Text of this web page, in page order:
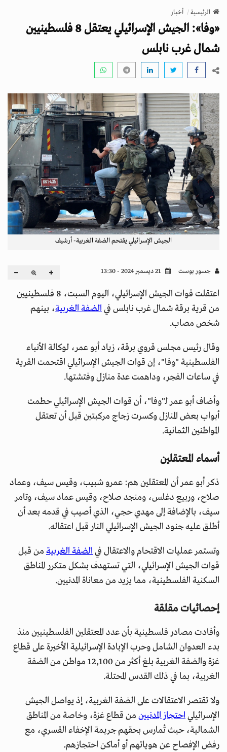
v
i
g
a
n
الرئيسية أخبار
«وفا»: الجيش الإسرائيلي يعتقل 8 فلسطينيين
شمال غرب نابلس
الجيش الإسرائيلي يقتحم الضفة الغربية- أرشيف
جسور بوست
اعتقلت قوات الجيش الإسرائيلي، اليوم السبت، 8 فلسطينيين
من قرية برقة شمال غرب نابلس فيالضفة الغربية، بينهم
شخص مصاب.
وقال رئيس مجلس قروي برقة، زياد أبو عمر، لوكالة الأنباء
الفلسطينية "وفا"، إن قوات الجيش الإسرائيلي اقتحمت القرية
في ساعات الفجر، وداهمت عدة منازل وفتشتها.
وأضاف أبو عمر لـ"وفا"، أن قوات الجيش الإسرائيلي حطمت
أبواب بعض المنازل وكسرت زجاج مركبتين قبل أن تعتقل
المواطنين الثمانية.
أسماء المعتقلين
ذكر أبو عمر أن المعتقلين هم: عمرو شبيب، وقيس سيف، وعماد
صلاح، وربيع دغلس، ومنجد صلاح، وقيس عماد سيف، وتامر
سيف، بالإضافة إلى مهدي حجي، الذي أصيب في قدمه بعد أن
أطلق عليه جنود الجيش الإسرائيلي النار قبل اعتقاله.
وتستمر عمليات الاقتحام والاعتقال فيالضفة الغربية من قبل
قوات الجيش الإسرائيلي، التي تستهدف بشكل متكرر المناطق
السكنية الفلسطينية، مما يزيد من معاناة المدنيين.
إحصائيات مقلقة
وأفادت مصادر فلسطينية بأن عدد المعتقلين الفلسطينيين منذ
بدء العدوان الشامل وحرب الإبادة الإسرائيلية الأخيرة على قطاع
غزة والضفة الغربية بلغ أكثر من 12,100 مواطن من الضفة
الغربية، بما في ذلك القدس المحتلة.
ولا تقتصر الاعتقالات على الضفة الغربية، إذ يواصل الجيش
الإسرائيلياحتجاز المدنيين من قطاع غزة، وخاصة من المناطق
الشمالية، حيث تُمارس بحقهم جريمة الإخفاء القسري، مع
رفض الإفصاح عن هوياتهم أو أماكن احتجازهم.